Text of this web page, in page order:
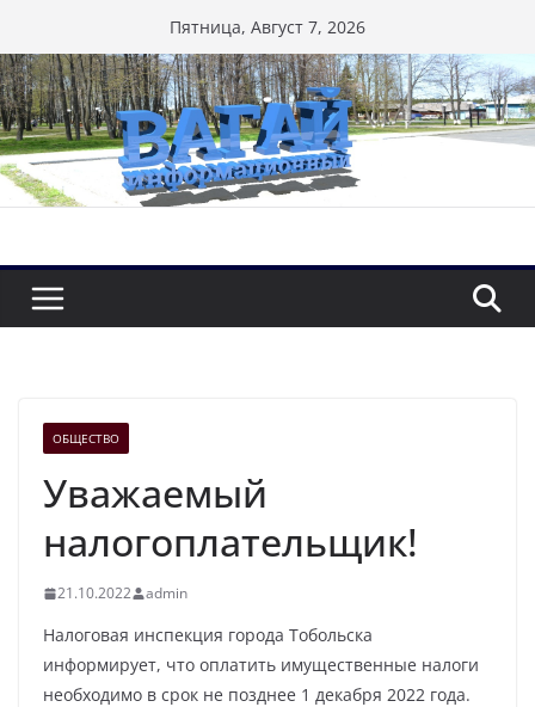
к
содержимому
Пятница, Август 7, 2026
ОБЩЕСТВО
Уважаемый
налогоплательщик!
21.10.2022 admin
Налоговая инспекция города Тобольска
информирует, что оплатить имущественные налоги
необходимо в срок не позднее 1 декабря 2022 года.